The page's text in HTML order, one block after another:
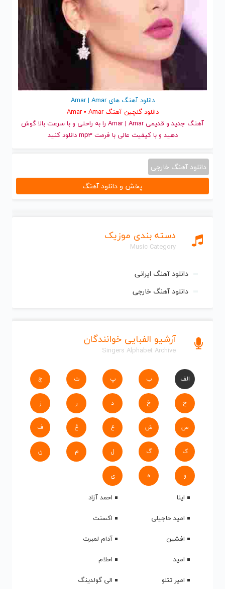
دسته بندی موزیک
Music Category
دانلود آهنگ ایرانی
دانلود آهنگ خارجی
آرشیو الفبایی خوانندگان
Singers Alphabet Archive
الف ب پ ت ج
ح خ د ر ز
س ش ع غ ف
ک گ ل م ن
و ه ی
اینا
احمد آزاد
امید حاجیلی
اکسنت
افشین
آدام لمبرت
امید
احلام
امیر تتلو
الی گولدینگ
دانلود آهنگ های Amar | Amar
دانلود گلچین آهنگ Amar • Amar
آهنگ جدید
و قدیمی Amar | Amar را به راحتی و با سرعت بالا گوش
دهید و با کیفیت عالی با فرمت mp3 دانلود کنید
دانلود آهنگ خارجی
پخش و دانلود آهنگ